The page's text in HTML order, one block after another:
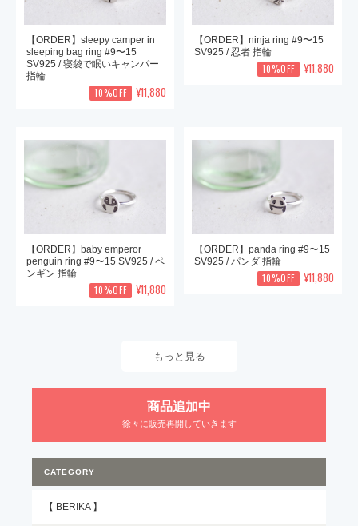
【ORDER】sleepy camper in
sleeping bag ring #9〜15
SV925 / 寝袋で眠いキャンパー
指輪
10%OFF ¥11,880
【ORDER】ninja ring #9〜15
SV925 / 忍者 指輪
10%OFF ¥11,880
【ORDER】baby emperor
penguin ring #9〜15 SV925 / ペ
ンギン 指輪
10%OFF ¥11,880
【ORDER】panda ring #9〜15
SV925 / パンダ 指輪
10%OFF ¥11,880
もっと見る
商品追加中
徐々に販売再開していきます
CATEGORY
【 BERIKA 】